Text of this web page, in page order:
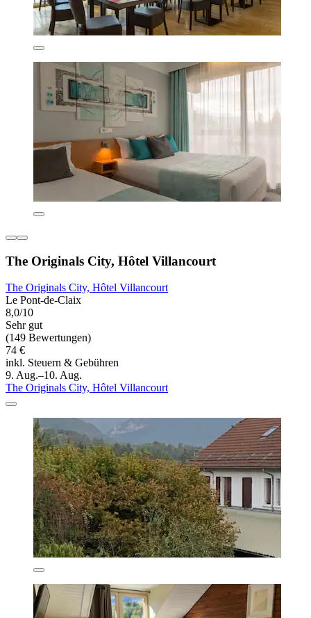
The Originals City, Hôtel Villancourt
The Originals City, Hôtel Villancourt
Le Pont-de-Claix
8,0/10
Sehr gut
(149 Bewertungen)
74 €
inkl. Steuern & Gebühren
9. Aug.–10. Aug.
The Originals City, Hôtel Villancourt